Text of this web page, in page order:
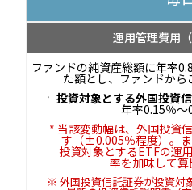
運用管理費用
ファンドの純資産総額に年率
た額とし、ファンドから
投資対象とする外国投資
年率0.15％
当該変動幅は、外国投資
す（±0.005％程度）。
投資対象とするETFの運
率を加味して算
外国投資信託証券が投資対